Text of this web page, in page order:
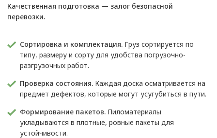
Качественная подготовка — залог безопасной
перевозки.
Сортировка и комплектация. Груз сортируется по
типу, размеру и сорту для удобства погрузочно-
разгрузочных работ.
Проверка состояния. Каждая доска осматривается на
предмет дефектов, которые могут усугубиться в пути.
Формирование пакетов. Пиломатериалы
укладываются в плотные, ровные пакеты для
устойчивости.